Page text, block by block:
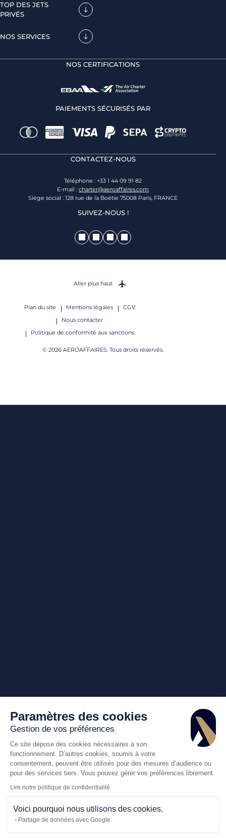
TOP DES JETS
PRIVÉS
NOS SERVICES
NOS CERTIFICATIONS
PAIEMENTS SÉCURISÉS PAR
CONTACTEZ-NOUS
Téléphone : +33 1 44 09 91 82
E-mail : charter@aeroaffaires.com
Siège social : 128 rue de la Boétie 75008 Paris, FRANCE
SUIVEZ-NOUS !
Plan du site Mentions légales
CGV
Nous contacter
Politique de conformité aux sanctions
© 2026 AEROAFFAIRES. Tous droits réservés.
Aller plus haut
Paramètres des cookies
Gestion de vos préférences
Ce site dépose des cookies nécessaires à son
fonctionnement. D’autres cookies, soumis à votre
consentement, peuvent être utilisés pour des mesures d’audience ou
pour des services tiers. Vous pouvez gérer vos préférences librement.
Lire notre politique de confidentialité
Voici pourquoi nous utilisons des cookies.
Partage de données avec Google